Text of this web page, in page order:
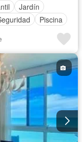
Jardín
Piscina